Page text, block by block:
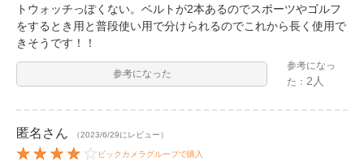
トウォッチっぽくない。ベルトが2本あるのでスポーツやゴルフ
をするとき用と普段使い用で分けられるのでこれから長く使用で
きそうです！！
参考になった
参考になっ
た：2人
匿名 さん （2023/6/29にレビュー）
ビックカメラグループで購入